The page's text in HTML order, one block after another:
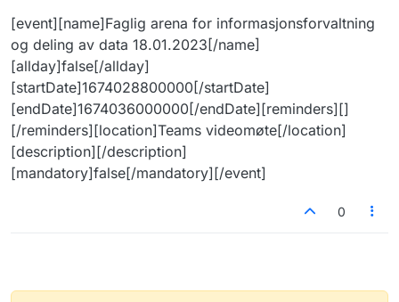
[event][name]Faglig arena for informasjonsforvaltning
og deling av data 18.01.2023[/name]
[allday]false[/allday]
[startDate]1674028800000[/startDate]
[endDate]1674036000000[/endDate][reminders][]
[/reminders][location]Teams videomøte[/location]
[description][/description]
[mandatory]false[/mandatory][/event]
0